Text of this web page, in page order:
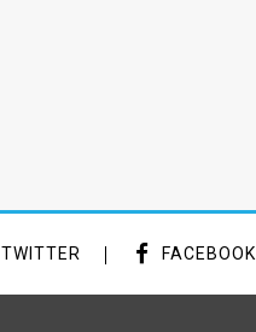
TWITTER FACEBOOK